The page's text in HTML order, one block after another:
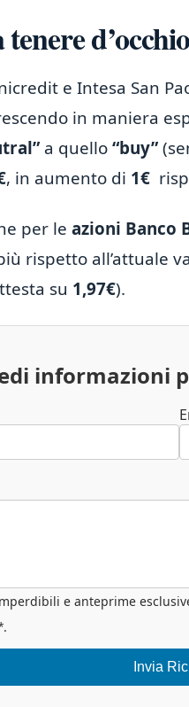
d’occhio
e Intesa San
in maniera
a quello“buy”
, in aumento di 1€
per le azioni Banco
rispetto all’attuale
su 1,97€).
informazioni
e anteprime
.
Invia